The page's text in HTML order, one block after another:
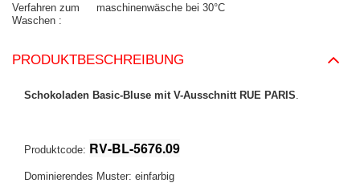
Verfahren zum
Waschen
maschinenwäsche bei 30°C
PRODUKTBESCHREIBUNG
Schokoladen Basic-Bluse mit V-Ausschnitt RUE PARIS
Produktcode: RV-BL-5676.09
Dominierendes Muster: einfarbig